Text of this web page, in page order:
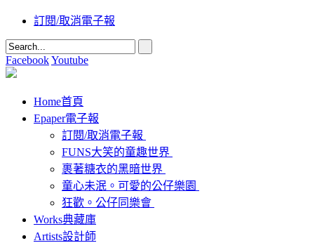
訂閱/取消電子報
FacebookYoutube
Home首頁
Epaper電子報
訂閱/取消電子報
FUNS大笑的童趣世界
裹著糖衣的黑暗世界
童心未泯。可愛的公仔樂園
狂歡。公仔同樂會
Works典藏庫
Artists設計師